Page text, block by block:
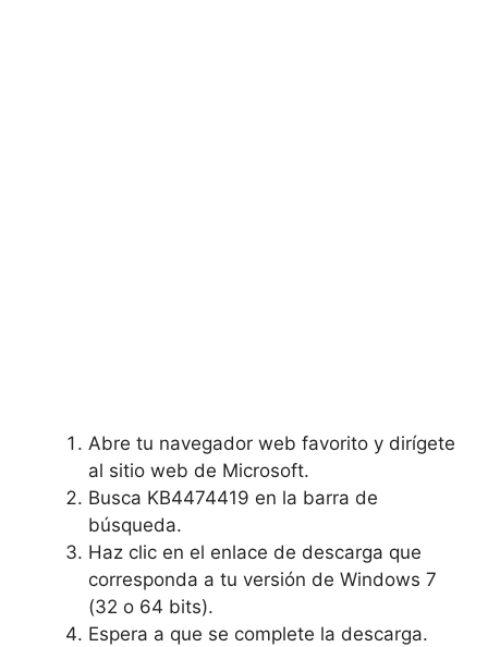
Abre tu navegador web favorito y dirígete
al sitio web de Microsoft.
Busca KB4474419 en la barra de
búsqueda.
Haz clic en el enlace de descarga que
corresponda a tu versión de Windows 7
(32 o 64 bits).
Espera a que se complete la descarga.